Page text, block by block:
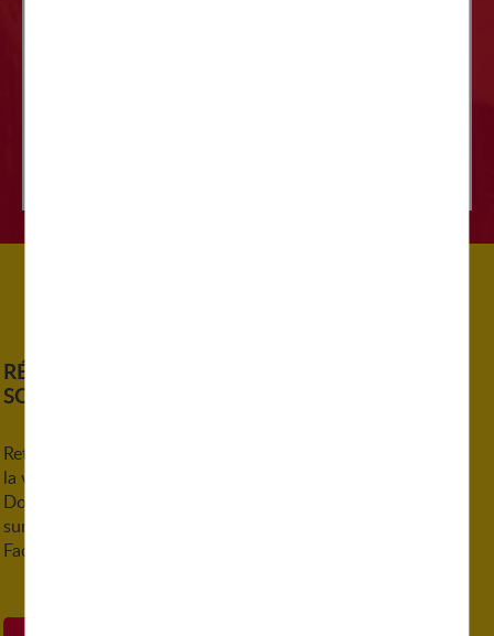
RÉSEAUX
SOCIAUX
Retrouvez
la ville de
Domont
sur
Facebook